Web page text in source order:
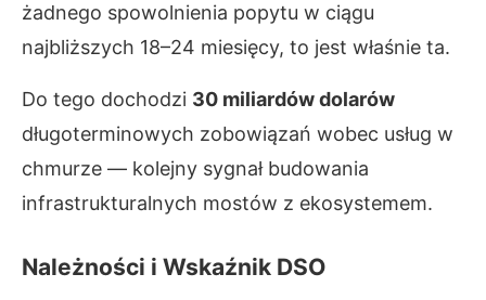
żadnego spowolnienia popytu w ciągu
najbliższych 18–24 miesięcy, to jest właśnie ta.
Do tego dochodzi 30 miliardów dolarów
długoterminowych zobowiązań wobec usług w
chmurze — kolejny sygnał budowania
infrastrukturalnych mostów z ekosystemem.
Należności i Wskaźnik DSO